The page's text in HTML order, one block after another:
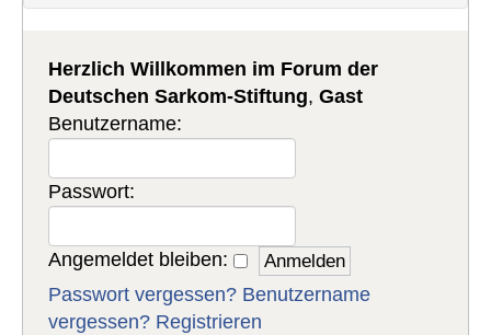
Herzlich Willkommen im Forum der
Deutschen Sarkom-Stiftung,Gast
Benutzername:
Passwort:
Angemeldet bleiben:
Passwort vergessen? Benutzername
vergessen? Registrieren